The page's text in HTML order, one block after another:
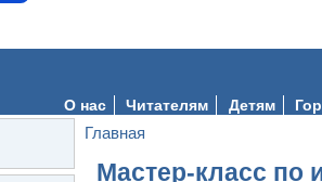
О нас Читателям Детям
Вы здесь
Главная
Мастер-класс по